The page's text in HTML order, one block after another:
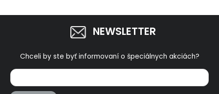
NEWSLETTER
Chceli by ste byť informovaní o špeciálnych akciách?